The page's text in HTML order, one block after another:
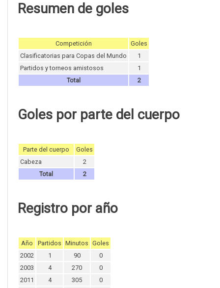
Resumen de goles
Competición
Goles
Clasificatorias para Copas del Mundo
1
Partidos y torneos amistosos
1
Total
2
Goles por parte del cuerpo
Parte del cuerpo
Goles
Cabeza
2
Total
2
Registro por año
Año Partidos Minutos Goles
2002
1 90
0
2003
4 270
0
2011
4 305
0